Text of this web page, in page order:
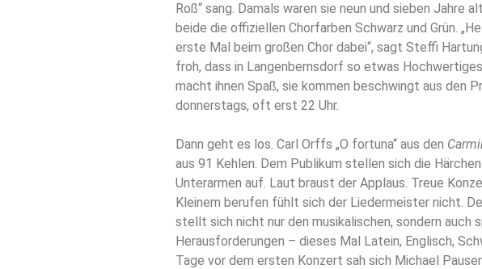
Roß“ sang. Damals waren sie neun und sieben Jahre
beide die offiziellen Chorfarben Schwarz und Grün.
erste Mal beim großen Chor dabei“, sagt Steffi
froh, dass in Langenbernsdorf so etwas
macht ihnen Spaß, sie kommen beschwingt aus den
donnerstags, oft erst 22 Uhr.
Dann geht es los. Carl Orffs „O fortuna“ aus den
aus 91 Kehlen. Dem Publikum stellen sich die
Unterarmen auf. Laut braust der Applaus. Treue
Kleinem berufen fühlt sich der Liedermeister nicht.
stellt sich nicht nur den musikalischen, sondern auch
Herausforderungen – dieses Mal Latein, Englisch,
Tage vor dem ersten Konzert sah sich Michael